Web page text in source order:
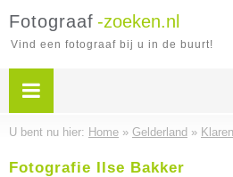
Fotograaf -zoeken.nl
Vind een fotograaf bij u in de buurt!
U bent nu hier: Home » Gelderland »
Fotografie Ilse Bakker